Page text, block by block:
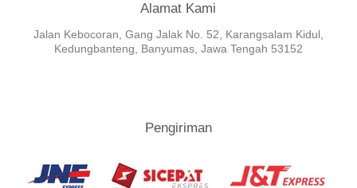
Alamat Kami
Jalan Kebocoran, Gang Jalak No. 52, Karangsalam Kidul,
Kedungbanteng, Banyumas, Jawa Tengah 53152
Pengiriman